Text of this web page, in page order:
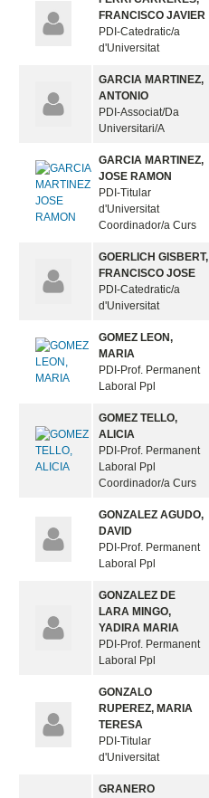
FRANCISCO JAVIER
PDI-Catedratic/a
d'Universitat
GARCIA MARTINEZ,
ANTONIO
PDI-Associat/Da
Universitari/A
GARCIA MARTINEZ,
JOSE RAMON
PDI-Titular
d'Universitat
Coordinador/a Curs
GOERLICH GISBERT,
FRANCISCO JOSE
PDI-Catedratic/a
d'Universitat
GOMEZ LEON,
MARIA
PDI-Prof. Permanent
Laboral Ppl
GOMEZ TELLO,
ALICIA
PDI-Prof. Permanent
Laboral Ppl
Coordinador/a Curs
GONZALEZ AGUDO,
DAVID
PDI-Prof. Permanent
Laboral Ppl
GONZALEZ DE
LARA MINGO,
YADIRA MARIA
PDI-Prof. Permanent
Laboral Ppl
GONZALO
RUPEREZ, MARIA
TERESA
PDI-Titular
d'Universitat
GRANERO